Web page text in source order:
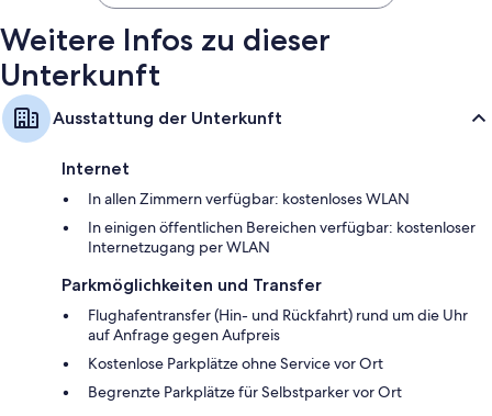
Weitere Infos zu dieser
Unterkunft
Ausstattung der Unterkunft
Internet
In allen Zimmern verfügbar: kostenloses WLAN
In einigen öffentlichen Bereichen verfügbar: kostenloser
Internetzugang per WLAN
Parkmöglichkeiten und Transfer
Flughafentransfer (Hin- und Rückfahrt) rund um die Uhr
auf Anfrage gegen Aufpreis
Kostenlose Parkplätze ohne Service vor Ort
Begrenzte Parkplätze für Selbstparker vor Ort